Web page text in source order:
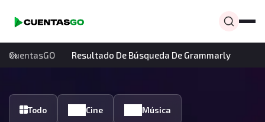
CuentasGO Resultado De Búsqueda De Grammarly
Todo Cine Música